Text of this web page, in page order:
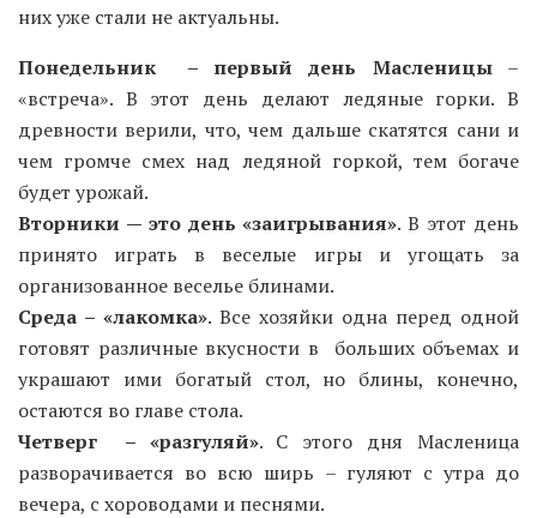
них уже стали не актуальны.
Понедельник – первый день Масленицы–
«встреча». В этот день делают ледяные горки. В
древности верили, что, чем дальше скатятся сани и
чем громче смех над ледяной горкой, тем богаче
будет урожай.
Вторники — это день «заигрывания». В этот день
принято играть в веселые игры и угощать за
организованное веселье блинами.
Среда – «лакомка». Все хозяйки одна перед одной
готовят различные вкусности в больших объемах и
украшают ими богатый стол, но блины, конечно,
остаются во главе стола.
Четверг – «разгуляй». С этого дня Масленица
разворачивается во всю ширь – гуляют с утра до
вечера, с хороводами и песнями.